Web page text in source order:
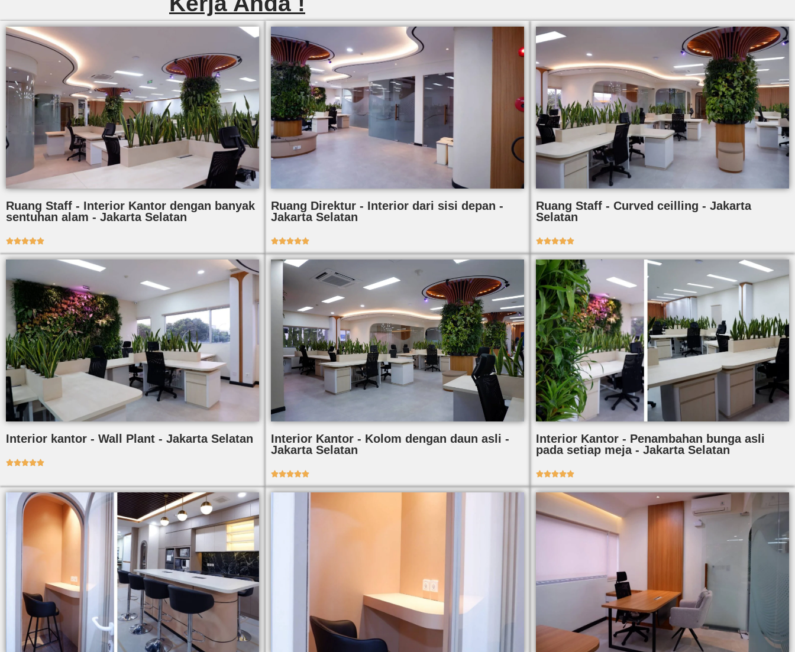
Ruang Staff - Interior Kantor dengan banyak
sentuhan alam - Jakarta Selatan

Ruang Direktur - Interior dari sisi depan -
Jakarta Selatan

Ruang Staff - Curved ceilling - Jakarta
Selatan

Interior kantor - Wall Plant - Jakarta Selatan

Interior Kantor - Kolom dengan daun asli -
Jakarta Selatan

Interior Kantor - Penambahan bunga asli
pada setiap meja - Jakarta Selatan
